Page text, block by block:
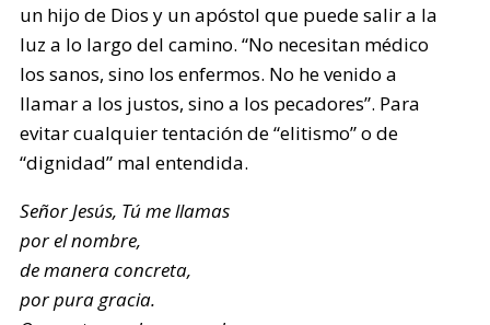
un hijo de Dios y un apóstol que puede salir a la
luz a lo largo del camino. “No necesitan médico
los sanos, sino los enfermos. No he venido a
llamar a los justos, sino a los pecadores”. Para
evitar cualquier tentación de “elitismo” o de
“dignidad” mal entendida.
Señor Jesús, Tú me llamas
por el nombre,
de manera concreta,
por pura gracia.